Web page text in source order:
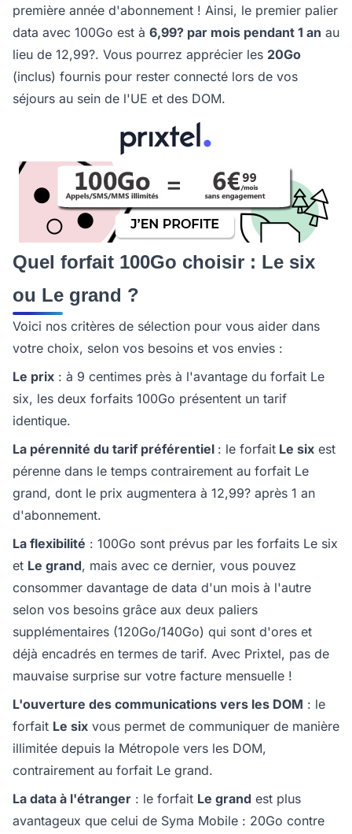
première année d'abonnement ! Ainsi, le premier palier
data avec 100Go est à 6,99? par mois pendant 1 an au
lieu de 12,99?. Vous pourrez apprécier les 20Go
(inclus) fournis pour rester connecté lors de vos
séjours au sein de l'UE et des DOM.
Quel forfait 100Go choisir : Le six
ou Le grand ?
Voici nos critères de sélection pour vous aider dans
votre choix, selon vos besoins et vos envies :
Le prix : à 9 centimes près à l'avantage du forfait Le
six, les deux forfaits 100Go présentent un tarif
identique.
La pérennité du tarif préférentiel : le forfait Le six est
pérenne dans le temps contrairement au forfait Le
grand, dont le prix augmentera à 12,99? après 1 an
d'abonnement.
La flexibilité : 100Go sont prévus par les forfaits Le six
et Le grand, mais avec ce dernier, vous pouvez
consommer davantage de data d'un mois à l'autre
selon vos besoins grâce aux deux paliers
supplémentaires (120Go/140Go) qui sont d'ores et
déjà encadrés en termes de tarif. Avec Prixtel, pas de
mauvaise surprise sur votre facture mensuelle !
L'ouverture des communications vers les DOM : le
forfait Le six vous permet de communiquer de manière
illimitée depuis la Métropole vers les DOM,
contrairement au forfait Le grand.
La data à l'étranger : le forfait Le grand est plus
avantageux que celui de Syma Mobile : 20Go contre